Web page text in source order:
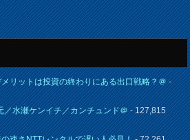
リットは投資の終わりにある出口戦略？＠-
／水瀬ケンイチ／カンチュンド＠- 127,815